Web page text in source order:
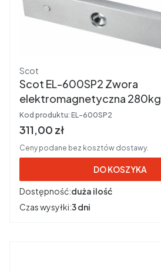
Producent
Scot
Scot EL-600SP2 Zwora
elektromagnetyczna 280kg
Kod produktu: EL-600SP2
Cena brutto
311,00 zł
Ceny podane bez kosztów dostawy.
DO KOSZYKA
Dostępność:duża ilość
Czas wysyłki:3 dni